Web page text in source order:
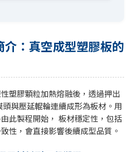
：真空成型塑膠板的
塑膠顆粒加熱熔融後，透過押出
與壓延輥輪連續成形為板材。用
此製程開始， 板材穩定性，包括
性，會直接影響後續成型品質。